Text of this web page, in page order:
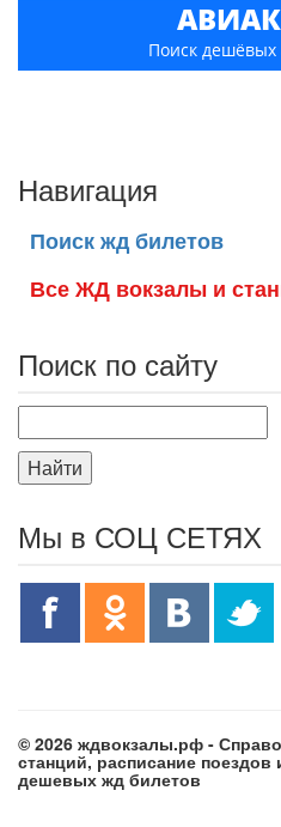
Поиск дешёвых
Навигация
Поиск жд билетов
Все ЖД вокзалы и
Поиск по сайту
Найти
Мы в СОЦ СЕТЯХ
© 2026 ждвокзалы.рф -
станций, расписание поездов
дешевых жд билетов